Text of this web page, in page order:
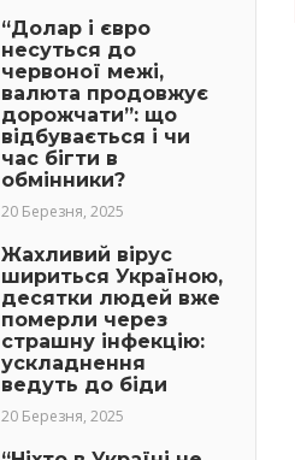
“Долар і євро
несуться до
червоної межі,
валюта продовжує
дорожчати”: що
відбувається і чи
час бігти в
обмінники?
20 Березня, 2025
Жахливий вірус
шириться Україною,
десятки людей вже
померли через
страшну інфекцію:
ускладнення
ведуть до біди
20 Березня, 2025